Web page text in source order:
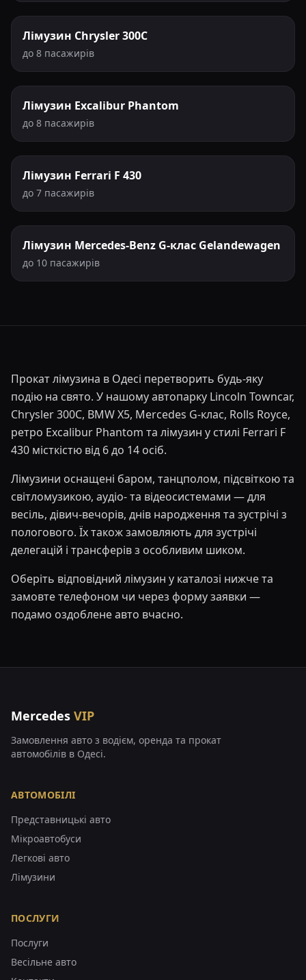
Лімузин Chrysler 300С
до 8 пасажирів
Лімузин Excalibur Phantom
до 8 пасажирів
Лімузин Ferrari F 430
до 7 пасажирів
Лімузин Mercedes-Benz G-клас Gelandewagen
до 10 пасажирів
Прокат лімузина в Одесі перетворить будь-яку
подію на свято. У нашому автопарку Lincoln Towncar,
Chrysler 300С, BMW X5, Mercedes G-клас, Rolls Royce,
ретро Excalibur Phantom та лімузин у стилі Ferrari F
430 місткістю від 6 до 14 осіб.
Лімузини оснащені баром, танцполом, підсвіткою та
світломузикою, аудіо- та відеосистемами — для
весіль, дівич-вечорів, днів народження та зустрічі з
пологового. Їх також замовляють для зустрічі
делегацій і трансферів з особливим шиком.
Оберіть відповідний лімузин у каталозі нижче та
замовте телефоном чи через форму заявки —
подамо оздоблене авто вчасно.
Mercedes VIP
Замовлення авто з водієм, оренда та прокат
автомобілів в Одесі.
АВТОМОБІЛІ
Представницькі авто
Мікроавтобуси
Легкові авто
Лімузини
ПОСЛУГИ
Послуги
Весільне авто